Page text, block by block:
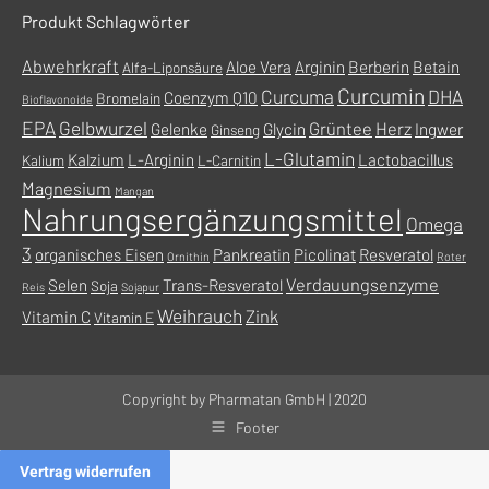
geöffnet
Produkt Schlagwörter
Abwehrkraft Alfa-Liponsäure Aloe Vera Arginin Berberin Betain
Bioflavonoide Bromelain Coenzym Q10 Curcuma Curcumin DHA
EPA Gelbwurzel Gelenke Ginseng Glycin Grüntee Herz Ingwer
Kalium Kalzium L-Arginin L-Carnitin L-Glutamin Lactobacillus
Magnesium Mangan
Nahrungsergänzungsmittel Omega
3 organisches Eisen Ornithin Pankreatin Picolinat Resveratol Roter
Reis Selen Soja Sojapur Trans-ResveratolVerdauungsenzyme
Vitamin C Vitamin EWeihrauch Zink
Copyright by Pharmatan GmbH | 2020
Footer
Vertrag widerrufen